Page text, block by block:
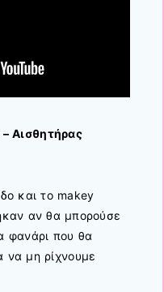
Αισθητήρας
και το makey
αν θα μπορούσε
φανάρι που θα
να μη ρίχνουμε